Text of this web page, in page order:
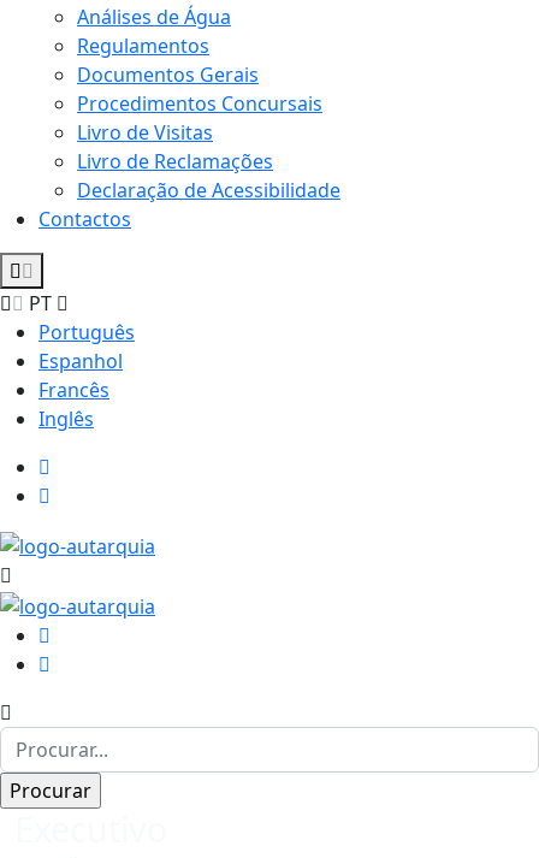
Análises de Água
Regulamentos
Documentos Gerais
Procedimentos Concursais
Livro de Visitas
Livro de Reclamações
Declaração de Acessibilidade
Contactos
PT
Português
Espanhol
Francês
Inglês